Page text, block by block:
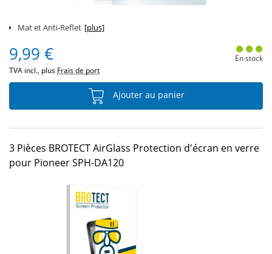
Mat et Anti-Reflet [plus]
9,99 €
TVA incl., plus Frais de port
En stock
Ajouter au panier
3 Pièces BROTECT AirGlass Protection d'écran en verre
pour Pioneer SPH-DA120